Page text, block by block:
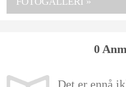
0
Det er ennå